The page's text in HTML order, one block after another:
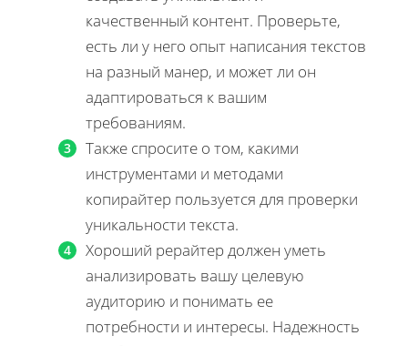
качественный контент. Проверьте,
есть ли у него опыт написания текстов
на разный манер, и может ли он
адаптироваться к вашим
требованиям.
Также спросите о том, какими
инструментами и методами
копирайтер пользуется для проверки
уникальности текста.
Хороший рерайтер должен уметь
анализировать вашу целевую
аудиторию и понимать ее
потребности и интересы. Надежность